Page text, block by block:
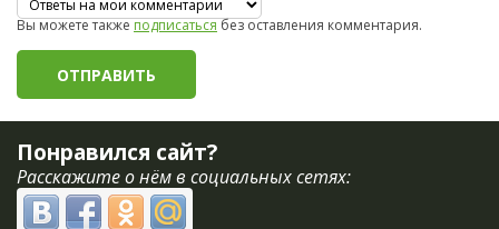
Вы можете такжеподписатьсябез оставления комментария.
Понравился сайт?
Расскажите о нём в социальных сетях: